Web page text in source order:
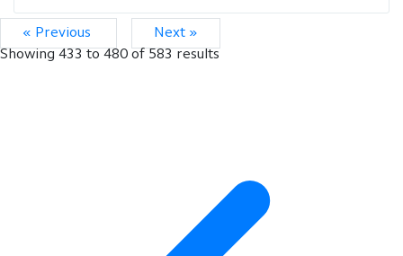
« Previous
Next »
Showing 433 to 480 of 583 results